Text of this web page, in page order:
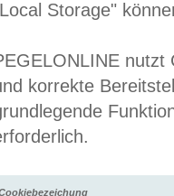
Storage"
nutzt
korrekte